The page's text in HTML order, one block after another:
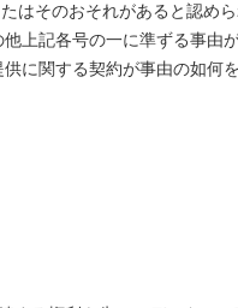
はそのおそれがあると認め
上記各号の一に準ずる事由
に関する契約が事由の如何